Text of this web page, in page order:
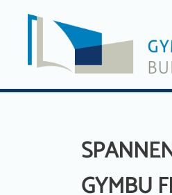
springen
GYMBU